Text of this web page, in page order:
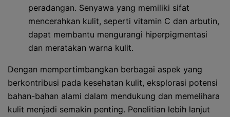
peradangan. Senyawa yang memiliki sifat
mencerahkan kulit, seperti vitamin C dan arbutin,
dapat membantu mengurangi hiperpigmentasi
dan meratakan warna kulit.
Dengan mempertimbangkan berbagai aspek yang
berkontribusi pada kesehatan kulit, eksplorasi potensi
bahan-bahan alami dalam mendukung dan memelihara
kulit menjadi semakin penting. Penelitian lebih lanjut